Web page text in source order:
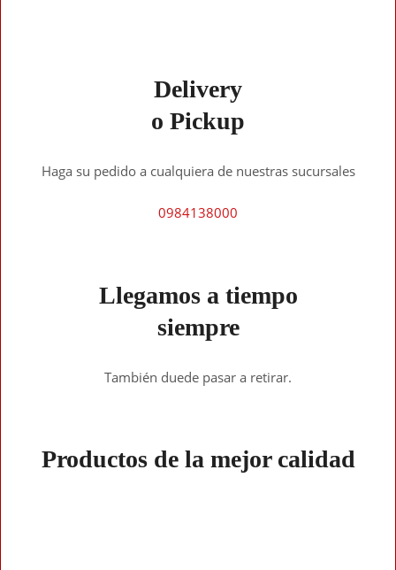
Delivery
o Pickup
Haga su pedido a cualquiera de nuestras sucursales
0984138000
Llegamos a tiempo
siempre
También duede pasar a retirar.
Productos de la mejor calidad